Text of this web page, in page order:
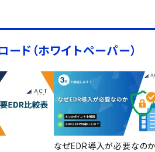
ード（ホワイトペーパー）
なぜEDR導入が必要なのか